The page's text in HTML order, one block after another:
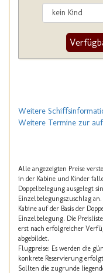
Weitere
Weitere Termine zur
Alle angezeigten Preise
in der Kabine und Kinder
Doppelbelegung ausgelegt
Einzelbelegungszuschlag
Kabine auf der Basis der
Einzelbelegung. Die
erst nach erfolgreicher
abgebildet.
Flugpreise: Es werden die
konkrete Reservierung
Sollten die zugrunde